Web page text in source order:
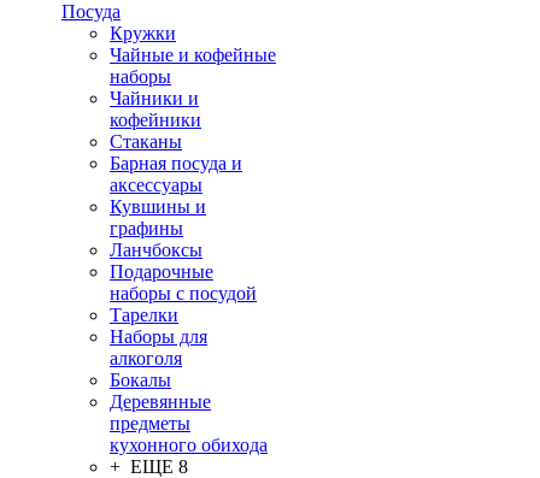
Посуда
Кружки
Чайные и кофейные
наборы
Чайники и
кофейники
Стаканы
Барная посуда и
аксессуары
Кувшины и
графины
Ланчбоксы
Подарочные
наборы с посудой
Тарелки
Наборы для
алкоголя
Бокалы
Деревянные
предметы
кухонного обихода
+ ЕЩЕ 8